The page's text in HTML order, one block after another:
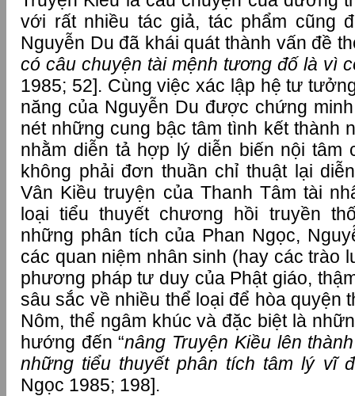
với rất nhiều tác giả, tác phẩm cũng
Nguyễn Du đã khái quát thành vấn đề
có câu chuyện tài mệnh tương đố là vì
1985; 52]. Cùng việc xác lập hệ tư
năng của Nguyễn Du được chứng
nét những cung bậc tâm tình kết thành
nhằm diễn tả hợp lý diễn biến nội tâm
không phải đơn thuần chỉ thuật lại
Vân Kiều truyện của Thanh Tâm tài
loại tiểu thuyết chương hồi truyền
những phân tích của Phan Ngọc,
các quan niệm nhân sinh (hay các trào
phương pháp tư duy của Phật giáo,
sâu sắc về nhiều thể loại để hòa quyện
Nôm, thể ngâm khúc và đặc biệt là
hướng đến “nâng Truyện Kiều lên
những tiểu thuyết phân tích tâm lý vĩ
Ngọc 1985; 198].